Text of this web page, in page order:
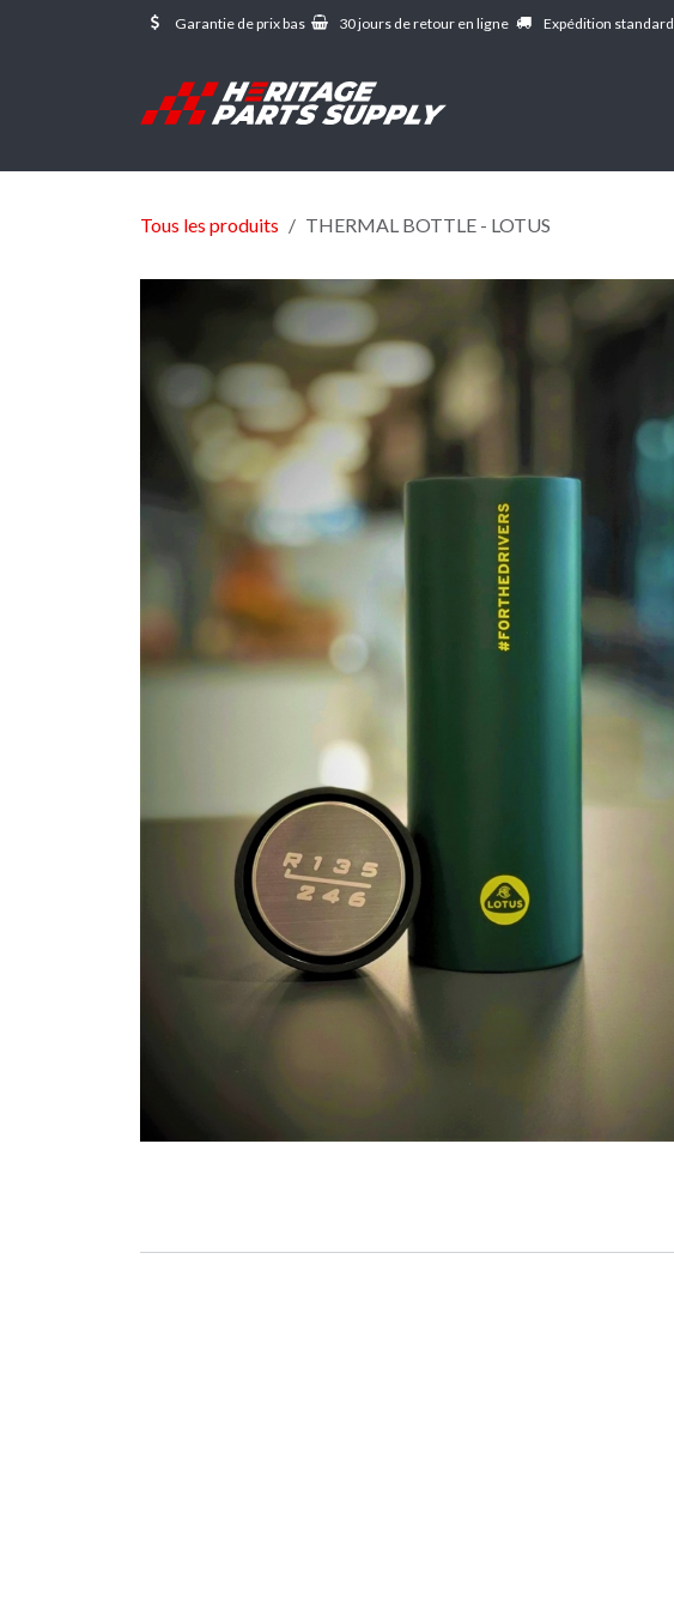
Se rendre au contenu Garantie de prix bas 30 jours de retour en ligne Expédition standard
Tous les produits THERMAL BOTTLE - LOTUS